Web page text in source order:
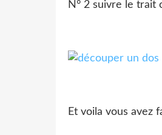
N° 2 suivre le trait
Et voila vous avez